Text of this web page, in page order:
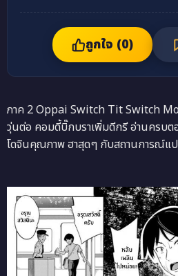
ถูกใจ (0)
ภาค 2 Oppai Switch Tit Switch
วุ่นต่อ คอมดี้บิ๊กบราเพิ่มดีกรี อ่านครบ
โดจินคุณภาพ ฮาสุดๆ กับสถานการณ์แป